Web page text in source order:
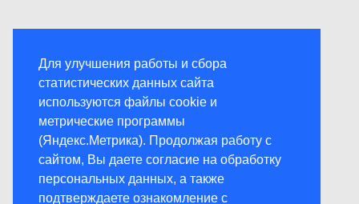
Для улучшения работы и сбора
статистических данных сайта
используются файлы cookie и
метрические программы
(Яндекс.Метрика). Продолжая работу с
сайтом, Вы даете согласие на обработку
персональных данных, а также
подтверждаете ознакомление с